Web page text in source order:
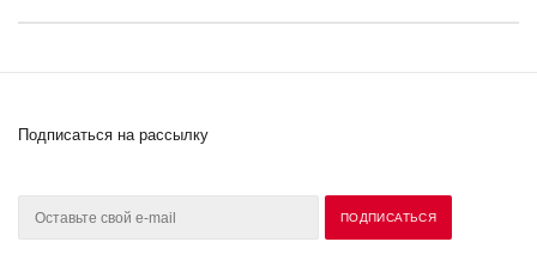
Подписаться на рассылку